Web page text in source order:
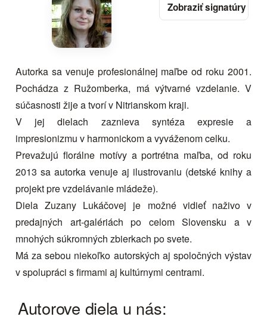
Autorka sa venuje profesionálnej maľbe od roku 2001.
Pochádza z Ružomberka, má výtvarné vzdelanie. V
súčasnosti žije a tvorí v Nitrianskom kraji.
V jej dielach zaznieva syntéza expresie a
impresionizmu v harmonickom a vyváženom celku.
Prevažujú florálne motívy a portrétna maľba, od roku
2013 sa autorka venuje aj ilustrovaniu (detské knihy a
projekt pre vzdelávanie mládeže).
Diela Zuzany Lukáčovej je možné vidieť naživo v
predajných art-galériách po celom Slovensku a v
mnohých súkromných zbierkach po svete.
Má za sebou niekoľko autorských aj spoločných výstav
v spolupráci s firmami aj kultúrnymi centrami.
Autorove diela u nás: